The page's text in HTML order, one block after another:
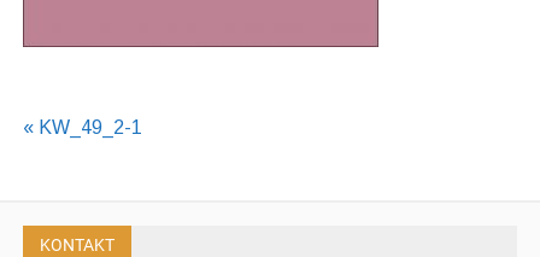
Beitragsnavigation
« KW_49_2-1
KONTAKT